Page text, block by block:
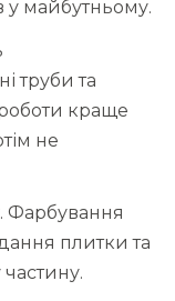
у майбутньому.
труби та
краще
не
Фарбування
плитки та
частину.